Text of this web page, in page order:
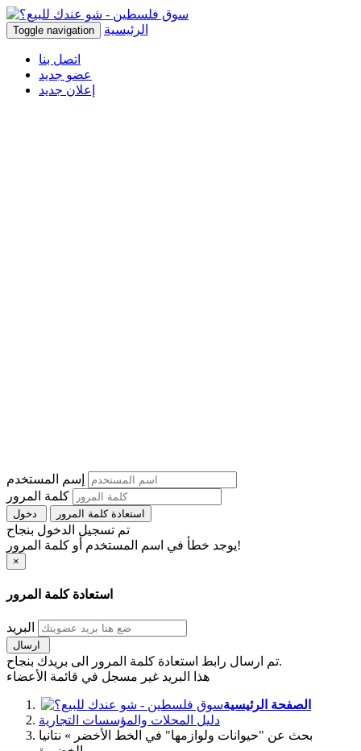
Toggle navigation الرئيسية
اتصل بنا
عضو جديد
إعلان جديد
إسم المستخدم
كلمة المرور
استعادة كلمة المرور
تم تسجيل الدخول بنجاح
يوجد خطأ في اسم المستخدم أو كلمة المرور!
×
استعادة كلمة المرور
البريد
تم ارسال رابط استعادة كلمة المرور الى بريدك بنجاح.
هذا البريد غير مسجل في قائمة الأعضاء
الصفحة الرئيسية
دليل المحلات والمؤسسات التجارية
بحث عن "حيوانات ولوازمها" في الخط الأخضر » نتانيا